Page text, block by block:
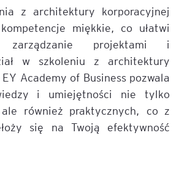
z architektury korporacyjnej
miękkie, co ułatwi
zarządzanie projektami i
w szkoleniu z architektury
Academy of Business pozwala
i umiejętności nie tylko
również praktycznych, co z
się na Twoją efektywność